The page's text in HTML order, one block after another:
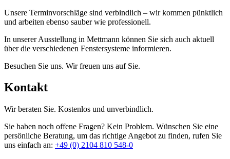
Unsere Terminvorschläge sind verbindlich – wir kommen pünktlich
und arbeiten ebenso sauber wie professionell.
In unserer Ausstellung in Mettmann können Sie sich auch aktuell
über die verschiedenen Fenstersysteme informieren.
Besuchen Sie uns. Wir freuen uns auf Sie.
Kontakt
Wir beraten Sie. Kostenlos und unverbindlich.
Sie haben noch offene Fragen? Kein Problem. Wünschen Sie eine
persönliche Beratung, um das richtige Angebot zu finden, rufen Sie
uns einfach an: +49 (0) 2104 810 548-0